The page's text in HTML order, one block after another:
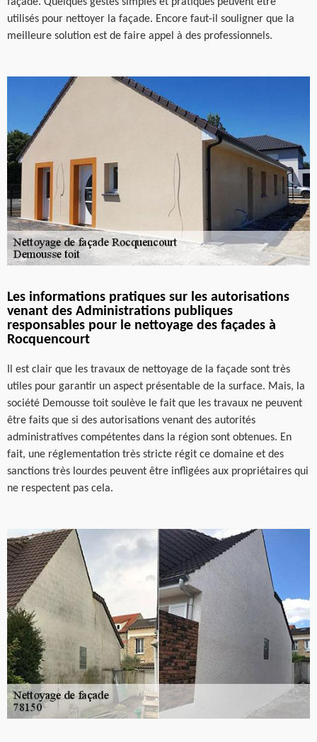
utilisés pour nettoyer la façade. Encore faut-il souligner que la
meilleure solution est de faire appel à des professionnels.
Les informations pratiques sur les autorisations
venant des Administrations publiques
responsables pour le nettoyage des façades à
Rocquencourt
Il est clair que les travaux de nettoyage de la façade sont très
utiles pour garantir un aspect présentable de la surface. Mais, la
société Demousse toit soulève le fait que les travaux ne peuvent
être faits que si des autorisations venant des autorités
administratives compétentes dans la région sont obtenues. En
fait, une réglementation très stricte régit ce domaine et des
sanctions très lourdes peuvent être infligées aux propriétaires qui
ne respectent pas cela.